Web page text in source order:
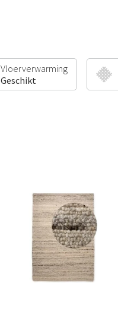
Vloerverwarming
Geschikt